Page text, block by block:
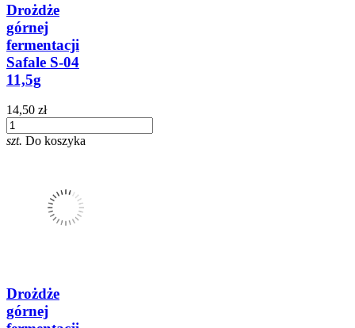
Drożdże
górnej
fermentacji
Safale S-04
11,5g
14,50 zł
szt. Do koszyka
Drożdże
górnej